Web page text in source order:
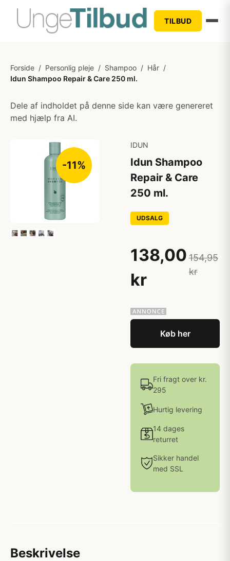
TILBUD
Forside / Personlig pleje / Shampoo / Hår /
Idun Shampoo Repair & Care 250 ml.
Dele af indholdet på denne side kan være genereret
med hjælp fra AI.
-11%
IDUN
Idun Shampoo
Repair & Care
250 ml.
UDSALG
138,00
kr
154,95
kr
Køb her
Fri fragt over kr.
295
Hurtig levering
14 dages
returret
Sikker handel
med SSL
Beskrivelse